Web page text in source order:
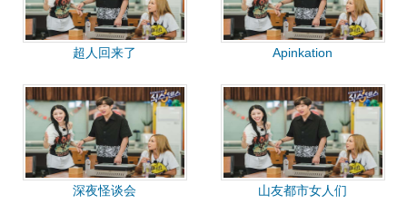
超人回来了 Apinkation
深夜怪谈会 山友都市女人们